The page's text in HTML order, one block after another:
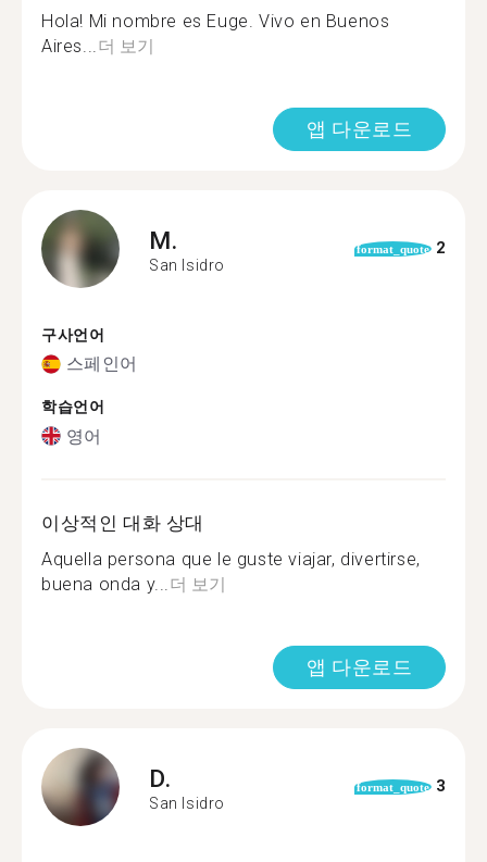
Hola! Mi nombre es Euge. Vivo en Buenos
Aires... 더 보기
앱 다운로드
M.
San Isidro
format_quote 2
구사언어
스페인어
학습언어
영어
이상적인 대화 상대
Aquella persona que le guste viajar, divertirse,
buena onda y... 더 보기
앱 다운로드
D.
San Isidro
format_quote 3